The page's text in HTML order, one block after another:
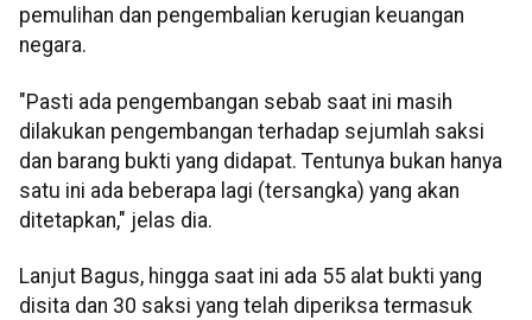
pemulihan dan pengembalian kerugian keuangan
negara.
"Pasti ada pengembangan sebab saat ini masih
dilakukan pengembangan terhadap sejumlah saksi
dan barang bukti yang didapat. Tentunya bukan hanya
satu ini ada beberapa lagi (tersangka) yang akan
ditetapkan," jelas dia.
Lanjut Bagus, hingga saat ini ada 55 alat bukti yang
disita dan 30 saksi yang telah diperiksa termasuk